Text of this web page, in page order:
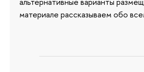
материале рассказываем обо